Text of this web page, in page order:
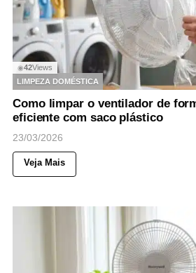
◉42Views
LIMPEZA DOMÉSTICA
Como limpar o ventilador de
eficiente com saco plástico
23/03/2026
Veja Mais